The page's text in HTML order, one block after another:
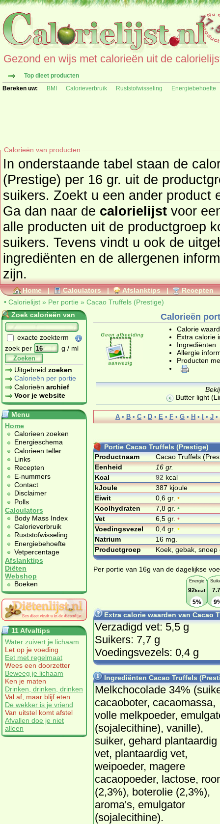
Gezond en wijs met calorieën uit de
Top dieet producten
Bereken uw:
BMI Calorieverbruik Ruststofwisseling Energiebehoefte
Calorieën van producten
In onderstaande tabel staan de
(Prestige) per 16 gr. uit de
suikers. Zoekt u een ander product en de calorieën daarvan?
Ga dan naar de calorielijst voor een
alle producten uit de productgroep
suikers. Tevens vindt u ook de uitgebreide calorie informatie,
ingrediënten en de allergenen
zijn.
Home | Calculators | Afslanktips | Recepten
• Calorielijst » Per portie » Cacao Truffels (Prestige)
Zoek calorieën van
exacte zoekterm
zoek per
g / ml
Zoeken
Uitgebreid zoeken
Calorieën per portie
Calorieën archief
Voor je website
Menu
Home
Calorieen zoeken
Energieschema
Calorieen teller
Links
Recepten
E-nummers
Contact
Disclaimer
Polls
Calculators
Body Mass Index
Calorieverbruik
Ruststofwisseling
Energiebehoefte
Vetpercentage
Afslanktips
Diëten
Webshop
Boeken
11 Afvaltips
Water zuivert je lichaam
Let op je voeding
Eet met regelmaat
Wees een doorzetter
Beweeg je lichaam
Ken je maten
Drinken, drinken, drinken
Val af, maar blijf eten
De wekker is je vriend
Van uitstel komt afstel
Afvallen doe je niet
alleen
Calorieën
Calorie
Extra calorie
Ingrediënten
Allergie
Producten
Butter light
A • B • C • D • E • F • G • H • I • J •
Portie Cacao Truffels (Prestige)
Productnaam
Cacao Truffels
Eenheid
16 gr.
Kcal
92 kcal
kJoule
387 kjoule
Eiwit
0,6 gr. •
Koolhydraten
7,8 gr.•
Vet
6,5 gr. •
Voedingsvezel
0,4 gr.•
Natrium
16 mg.
Productgroep
Koek, gebak,
Per portie van 16g van de dagelijkse
Energie
92kcal
5%
Extra calorie waarden van Cacao
Verzadigd vet: 5,5 g
Suikers: 7,7 g
Voedingsvezels: 0,4 g
Ingrediënten Cacao Truffels
Melkchocolade 34%
cacaoboter, cacaomassa,
volle melkpoeder,
(sojalecithine), vanille),
suiker, gehard plantaardig
vet, plantaardig vet,
weipoeder, magere
cacaopoeder, lactose,
(2,3%), boterolie (2,3%),
aroma's, emulgator
(sojalecithine).